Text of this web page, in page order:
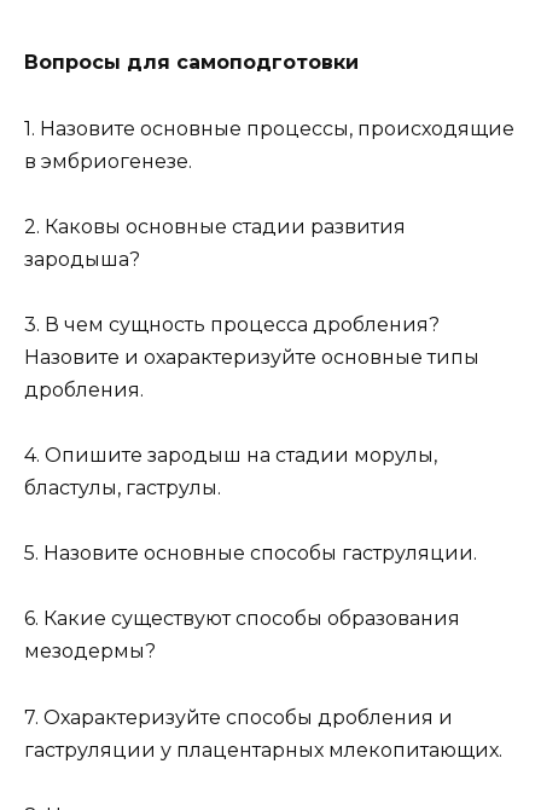
Вопросы для самоподготовки
1. Назовите основные процессы, происходящие
в эмбриогенезе.
2. Каковы основные стадии развития
зародыша?
3. В чем сущность процесса дробления?
Назовите и охарактеризуйте основные типы
дробления.
4. Опишите зародыш на стадии морулы,
бластулы, гаструлы.
5. Назовите основные способы гаструляции.
6. Какие существуют способы образования
мезодермы?
7. Охарактеризуйте способы дробления и
гаструляции у плацентарных млекопитающих.